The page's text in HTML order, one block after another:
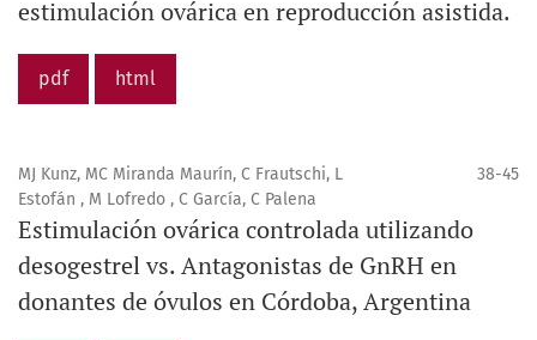
estimulación ovárica en reproducción asistida.
pdf html
MJ Kunz, MC Miranda Maurín, C Frautschi, L
Estofán , M Lofredo , C García, C Palena
38-45
Estimulación ovárica controlada utilizando
desogestrel vs. Antagonistas de GnRH en
donantes de óvulos en Córdoba, Argentina